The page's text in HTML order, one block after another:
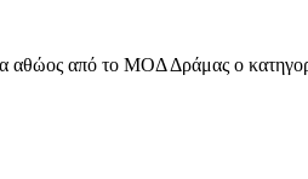
από το ΜΟΔ Δράμας ο